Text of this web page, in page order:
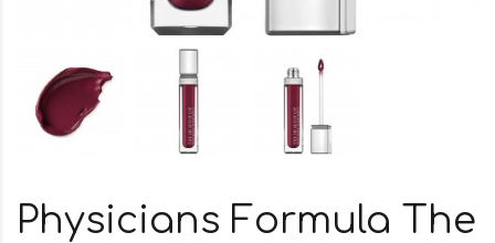
Physicians Formula The